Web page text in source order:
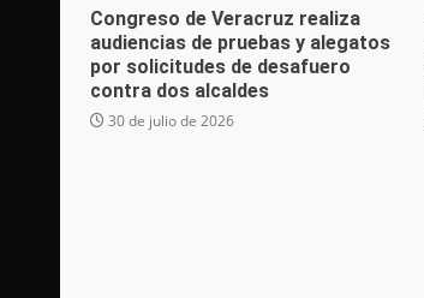
Congreso de Veracruz realiza
audiencias de pruebas y alegatos
por solicitudes de desafuero
contra dos alcaldes
30 de julio de 2026